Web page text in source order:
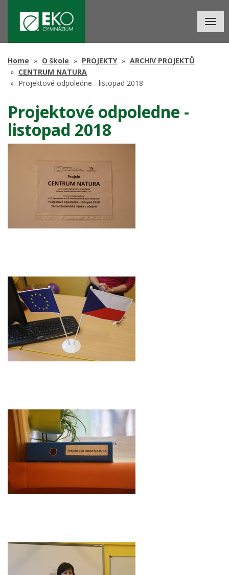
Home O škole PROJEKTY
ARCHIV PROJEKTŮ
CENTRUM NATURA
Projektové odpoledne - listopad 2018
Projektové odpoledne -
listopad 2018